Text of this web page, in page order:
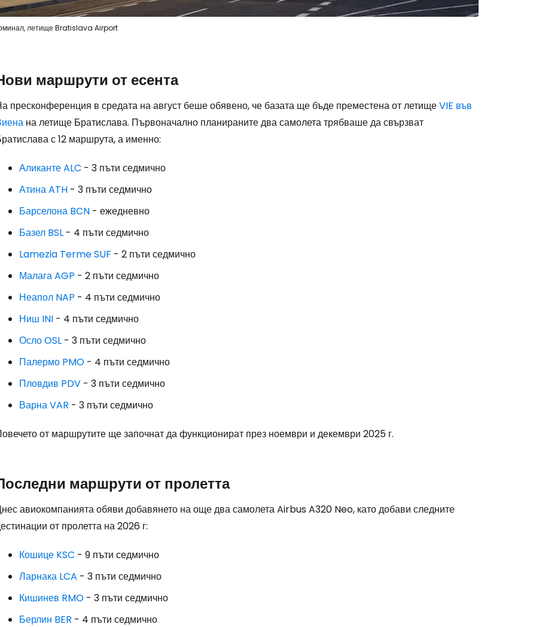
летище Bratislava Airport
маршрути от есента
пресконференция в средата на август беше обявено, че базата ще бъде преместена от летищеVIE във
на летище Братислава. Първоначално планираните два самолета трябваше да свързват
с 12 маршрута, а именно:
Аликанте ALC - 3 пъти седмично
Атина ATH - 3 пъти седмично
Барселона BCN - ежедневно
Базел BSL - 4 пъти седмично
Lamezia Terme SUF - 2 пъти седмично
Малага AGP - 2 пъти седмично
Неапол NAP - 4 пъти седмично
Ниш INI - 4 пъти седмично
Осло OSL - 3 пъти седмично
Палермо PMO - 4 пъти седмично
Пловдив PDV - 3 пъти седмично
Варна VAR - 3 пъти седмично
от маршрутите ще започнат да функционират през ноември и декември 2025 г.
маршрути от пролетта
авиокомпанията обяви добавянето на още два самолета Airbus A320 Neo, като добави следните
от пролетта на 2026 г:
Кошице KSC - 9 пъти седмично
Ларнака LCA - 3 пъти седмично
Кишинев RMO - 3 пъти седмично
Берлин BER - 4 пъти седмично
Влезте в Cestee